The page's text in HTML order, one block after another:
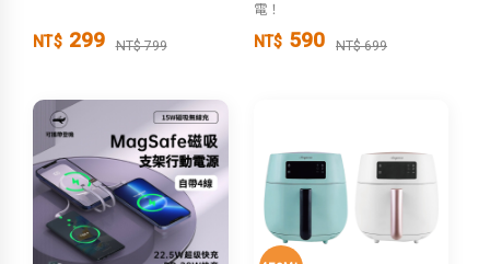
NT$ 299 NT$ 799
電！
NT$ 590 NT$ 699